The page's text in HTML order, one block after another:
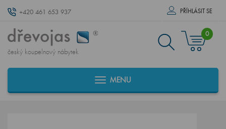
+420 461 653 937 PŘÍHLÁSIT SE
český koupelnový nábytek
0
MENU